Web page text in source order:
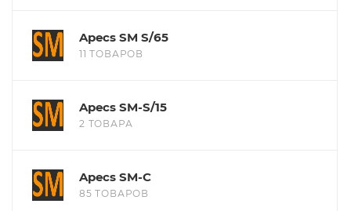
Apecs SM S/65
11 ТОВАРОВ
Apecs SM-S/15
2 ТОВАРА
Apecs SM-С
85 ТОВАРОВ